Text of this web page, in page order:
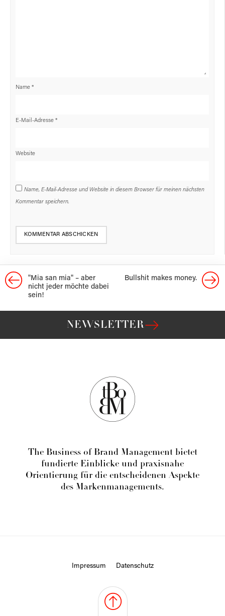
Name *
E-Mail-Adresse *
Website
Name, E-Mail-Adresse und Website in diesem Browser für meinen nächsten
Kommentar speichern.
"Mia san mia" – aber
nicht jeder möchte dabei
sein!
Bullshit makes money.
NEWSLETTER
The Business of Brand Management bietet
fundierte Einblicke und praxisnahe
Orientierung für die entscheidenen Aspekte
des Markenmanagements.
Impressum Datenschutz